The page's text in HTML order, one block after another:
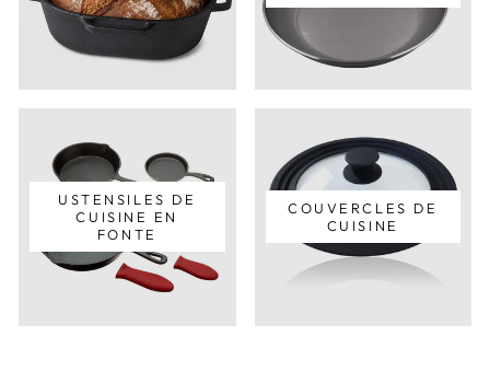
USTENSILES DE
CUISINE EN
FONTE
COUVERCLES DE
CUISINE